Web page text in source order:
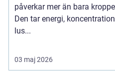
påverkar mer än bara
Den tar energi,
lus...
03 maj 2026